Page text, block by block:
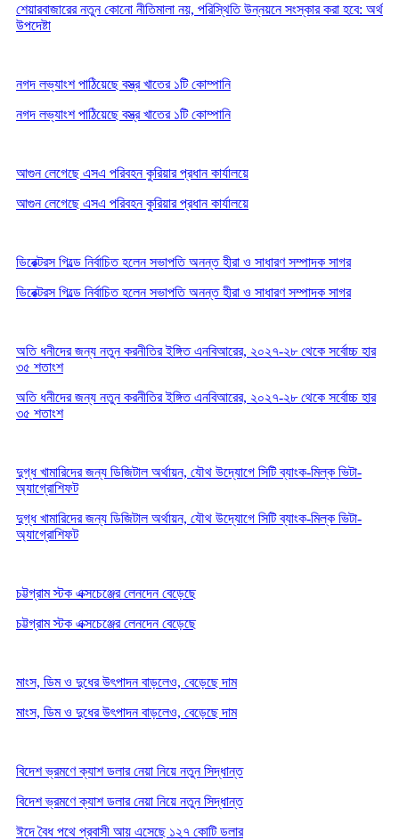
শেয়ারবাজারের নতুন কোনো নীতিমালা নয়, পরিস্থিতি উন্নয়নে সংস্কার করা হবে: অর্থ
উপদেষ্টা
নগদ লভ্যাংশ পাঠিয়েছে বস্ত্র খাতের ১টি কোম্পানি
নগদ লভ্যাংশ পাঠিয়েছে বস্ত্র খাতের ১টি কোম্পানি
আগুন লেগেছে এসএ পরিবহন কুরিয়ার প্রধান কার্যালয়ে
আগুন লেগেছে এসএ পরিবহন কুরিয়ার প্রধান কার্যালয়ে
ডিরেক্টরস গিল্ডে নির্বাচিত হলেন সভাপতি অনন্ত হীরা ও সাধারণ সম্পাদক সাগর
ডিরেক্টরস গিল্ডে নির্বাচিত হলেন সভাপতি অনন্ত হীরা ও সাধারণ সম্পাদক সাগর
অতি ধনীদের জন্য নতুন করনীতির ইঙ্গিত এনবিআরের, ২০২৭-২৮ থেকে সর্বোচ্চ হার
৩৫ শতাংশ
অতি ধনীদের জন্য নতুন করনীতির ইঙ্গিত এনবিআরের, ২০২৭-২৮ থেকে সর্বোচ্চ হার
৩৫ শতাংশ
দুগ্ধ খামারিদের জন্য ডিজিটাল অর্থায়ন, যৌথ উদ্যোগে সিটি ব্যাংক-মিল্ক ভিটা-
অ্যাগ্রোশিফট
দুগ্ধ খামারিদের জন্য ডিজিটাল অর্থায়ন, যৌথ উদ্যোগে সিটি ব্যাংক-মিল্ক ভিটা-
অ্যাগ্রোশিফট
চট্টগ্রাম স্টক এক্সচেঞ্জের লেনদেন বেড়েছে
চট্টগ্রাম স্টক এক্সচেঞ্জের লেনদেন বেড়েছে
মাংস, ডিম ও দুধের উৎপাদন বাড়লেও, বেড়েছে দাম
মাংস, ডিম ও দুধের উৎপাদন বাড়লেও, বেড়েছে দাম
বিদেশ ভ্রমণে ক্যাশ ডলার নেয়া নিয়ে নতুন সিদ্ধান্ত
বিদেশ ভ্রমণে ক্যাশ ডলার নেয়া নিয়ে নতুন সিদ্ধান্ত
ঈদে বৈধ পথে প্রবাসী আয় এসেছে ১২৭ কোটি ডলার